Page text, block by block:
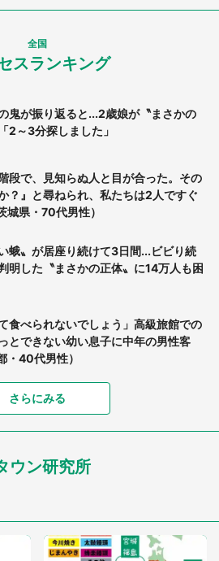
全国
スランキング
鬼が振り返ると...2歳娘が〝まさかの
～3分探しました」
段で、見知らぬ人と目が合った。その
？』と尋ねられ、私たちは2人ですぐ
城県・70代男性）
蛾〟が居座り続けて3日間...ビビり続
した〝まさかの正体〟に14万人も困
食べられないでしょう」高級旅館での
とできない幼い息子に中年の男性客
・40代男性）
1歳息子の〝店頭駄々こね〟の内容に1.
「お菓子売り場ならまだしも...」「ハ
の私は新幹線で大パニック。隣席の青
る」「本当に気持ち悪い」 道端でバ
さらにみる
ウン研究所